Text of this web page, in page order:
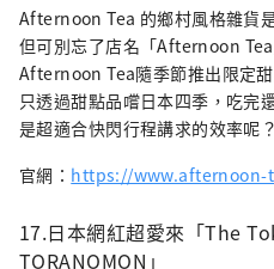
Afternoon Tea 的鄉村風格雜貨
但可別忘了店名「Afternoon
Afternoon Tea隨季節推出限定
只透過甜點品嚐日本四季，吃完
是超適合快閃行程講求的效率呢？
官網： https://www.afternoon-
17.日本網紅超愛來「The
TORANOMON」